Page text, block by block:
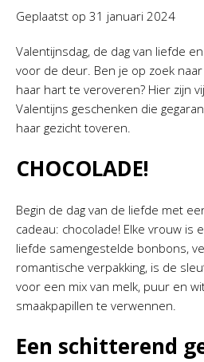
Geplaatst op 31 januari 2024
Valentijnsdag, de dag van liefde
voor de deur. Ben je op zoek
haar hart te veroveren? Hier zijn
Valentijns geschenken die
haar gezicht toveren.
CHOCOLADE!
Begin de dag van de liefde met
cadeau: chocolade! Elke vrouw is
liefde samengestelde bonbons,
romantische verpakking, is de
voor een mix van melk, puur en
smaakpapillen te verwennen.
Een schitterend